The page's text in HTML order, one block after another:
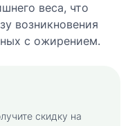
веса, что
возникновения
с ожирением.
скидку на